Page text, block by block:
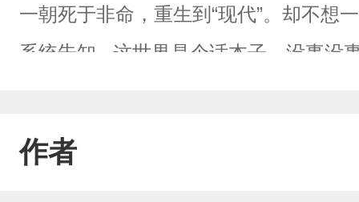
一朝死于非命，重生到“现代”。却不想
系统告知...这世界是个话本子。没事没
好。”不仅会撒娇“大哥哥，你好我就好
作者